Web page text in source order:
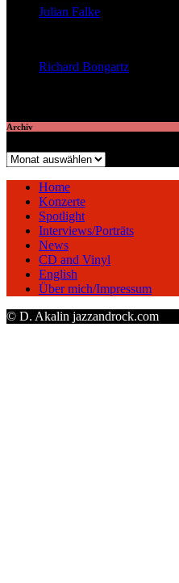
Julian Falke
Richard Bongartz
Archiv
Archiv
Home
Konzerte
Spotlight
Interviews/Porträts
News
CD and Vinyl
English
Über mich/Impressum
© D. Akalin jazzandrock.com